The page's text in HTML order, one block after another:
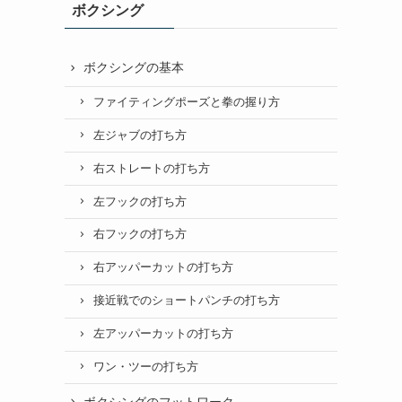
ボクシング
ボクシングの基本
ファイティングポーズと拳の握り方
左ジャブの打ち方
右ストレートの打ち方
左フックの打ち方
右フックの打ち方
右アッパーカットの打ち方
接近戦でのショートパンチの打ち方
左アッパーカットの打ち方
ワン・ツーの打ち方